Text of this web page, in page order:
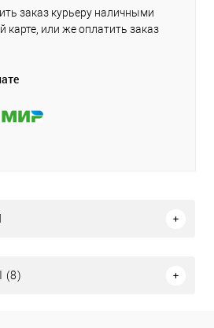
заказ курьеру наличными
карте, или же оплатить заказ
(8)